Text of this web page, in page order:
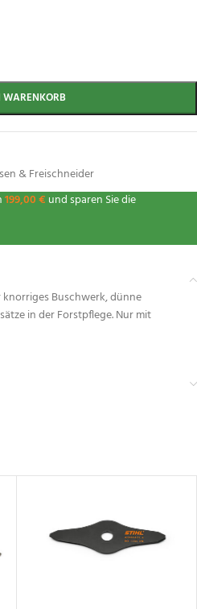
WARENKORB
& Freischneider
199,00€ und sparen Sie die
Buschwerk, dünne
in der Forstpflege. Nur mit